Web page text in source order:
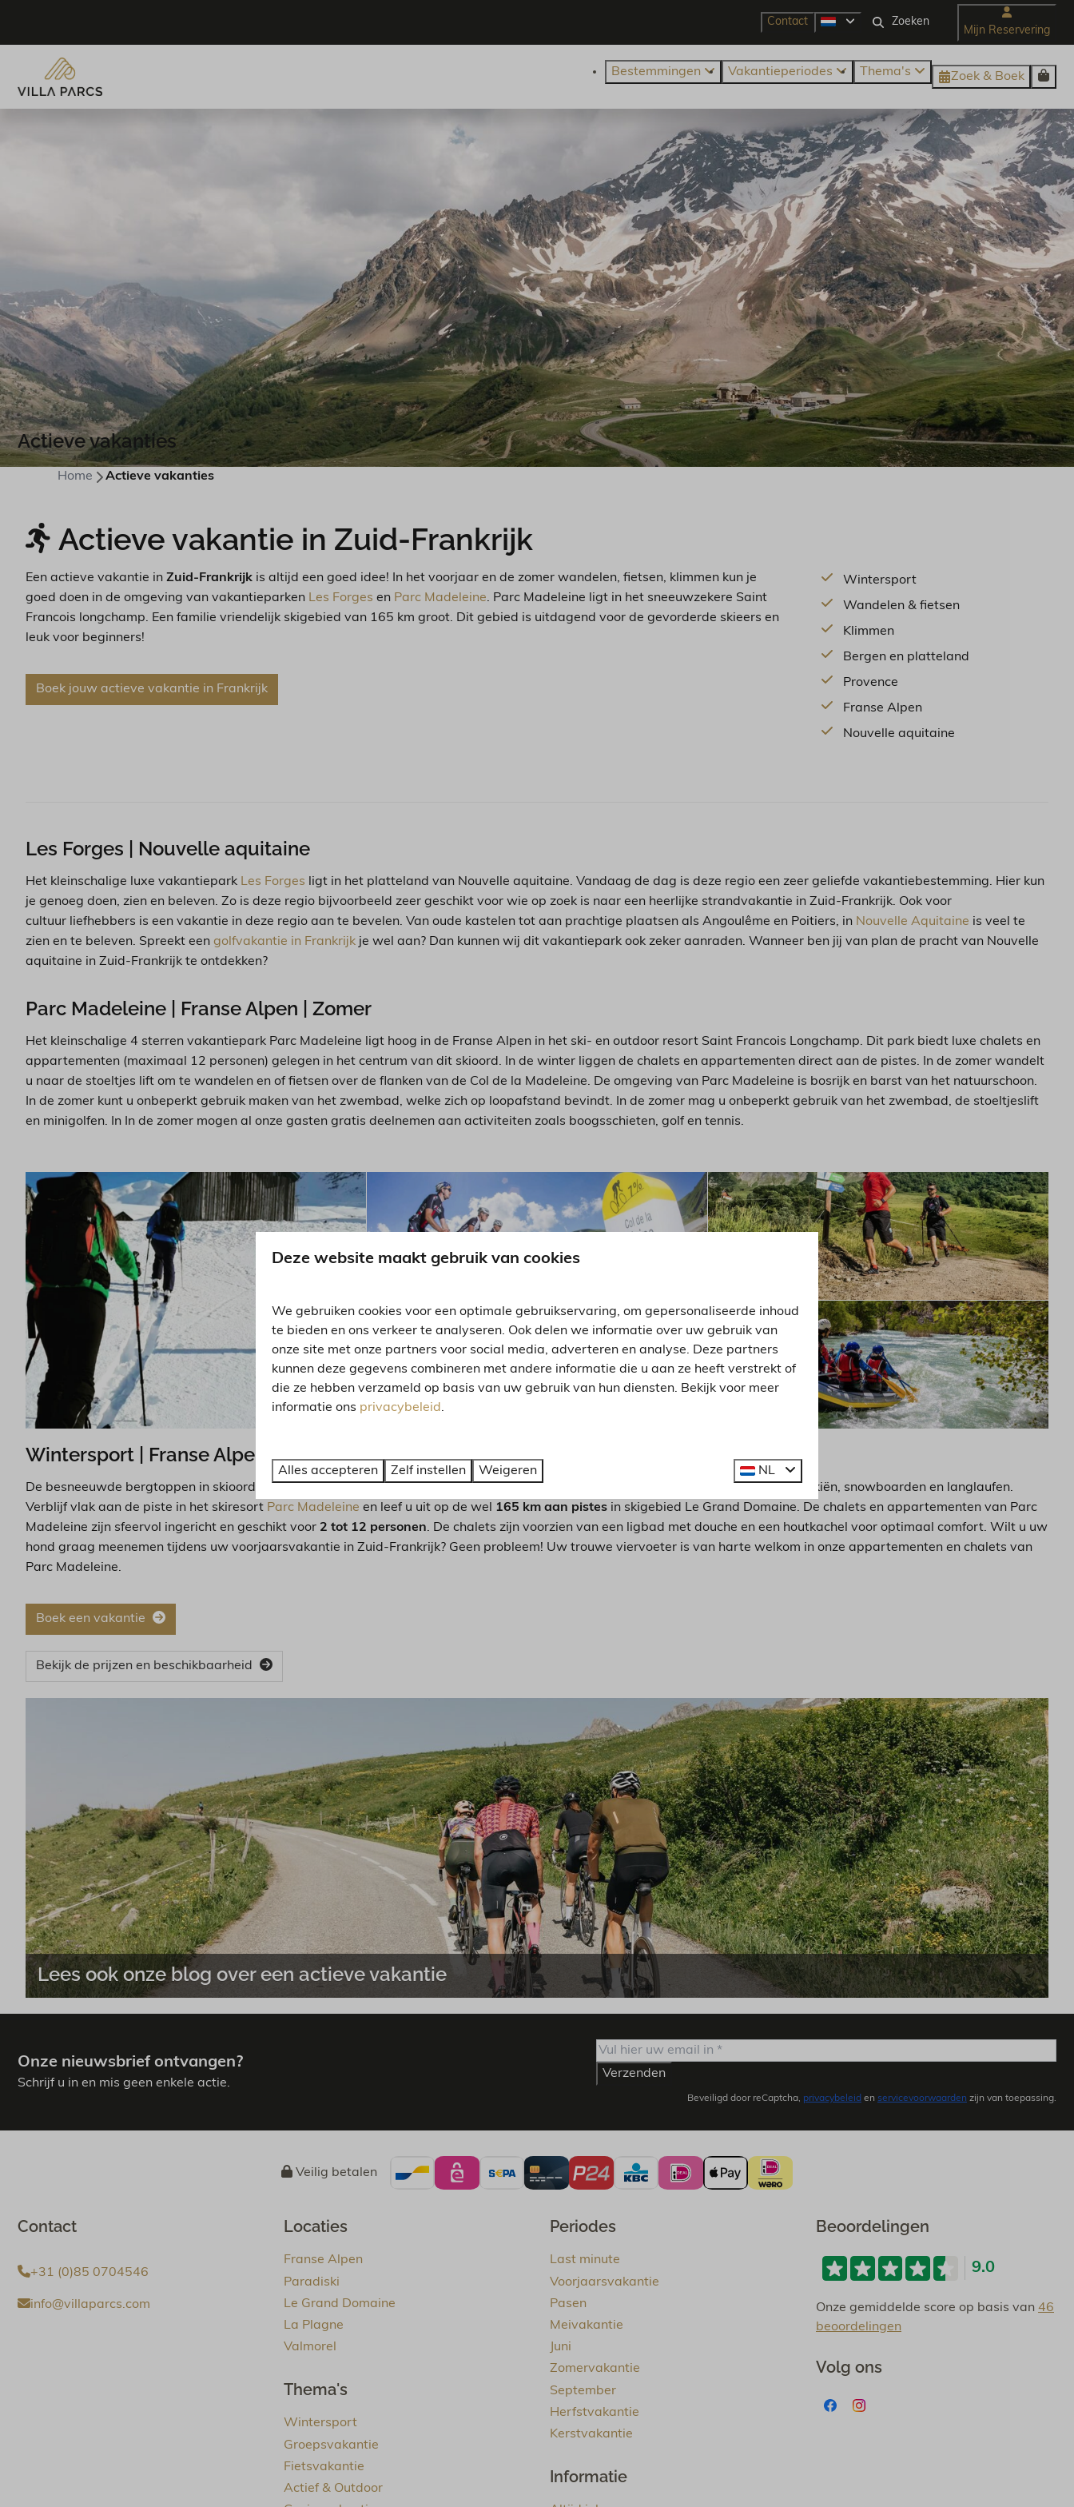
Contact
Mijn Reservering
Bestemmingen Vakantieperiodes Thema's Zoek & Boek
Actieve vakanties
Home Actieve vakanties
Actieve vakantie in Zuid-Frankrijk
Een actieve vakantie inZuid-Frankrijk is altijd een goed idee! In het voorjaar en de zomer wandelen, fietsen, klimmen kun je
goed doen in de omgeving van vakantieparken Les Forges en Parc Madeleine. Parc Madeleine ligt in het sneeuwzekere Saint
Francois longchamp. Een familie vriendelijk skigebied van 165 km groot. Dit gebied is uitdagend voor de gevorderde skieers en
leuk voor beginners!
Boek jouw actieve vakantie in Frankrijk
Wintersport
Wandelen & fietsen
Klimmen
Bergen en platteland
Provence
Franse Alpen
Nouvelle aquitaine
Les Forges | Nouvelle aquitaine
Het kleinschalige luxe vakantiepark Les Forges ligt in het platteland van Nouvelle aquitaine. Vandaag de dag is deze regio een zeer geliefde vakantiebestemming. Hier kun
je genoeg doen, zien en beleven. Zo is deze regio bijvoorbeeld zeer geschikt voor wie op zoek is naar een heerlijke strandvakantie in Zuid-Frankrijk. Ook voor
cultuur liefhebbers is een vakantie in deze regio aan te bevelen. Van oude kastelen tot aan prachtige plaatsen als Angoulême en Poitiers, in Nouvelle Aquitaine is veel te
zien en te beleven. Spreekt eengolfvakantie in Frankrijk je wel aan? Dan kunnen wij dit vakantiepark ook zeker aanraden. Wanneer ben jij van plan de pracht van Nouvelle
aquitaine in Zuid-Frankrijk te ontdekken?
Parc Madeleine | Franse Alpen | Zomer
Het kleinschalige 4 sterren vakantiepark Parc Madeleine ligt hoog in de Franse Alpen in het ski- en outdoor resort Saint Francois Longchamp. Dit park biedt luxe chalets en
appartementen (maximaal 12 personen) gelegen in het centrum van dit skioord. In de winter liggen de chalets en appartementen direct aan de pistes. In de zomer wandelt
u naar de stoeltjes lift om te wandelen en of fietsen over de flanken van de Col de la Madeleine. De omgeving van Parc Madeleine is bosrijk en barst van het natuurschoon.
In de zomer kunt u onbeperkt gebruik maken van het zwembad, welke zich op loopafstand bevindt. In de zomer mag u onbeperkt gebruik van het zwembad, de stoeltjeslift
en minigolfen. In In de zomer mogen al onze gasten gratis deelnemen aan activiteiten zoals boogsschieten, golf en tennis.
Wintersport | Franse Alpen
De besneeuwde bergtoppen in skioord Saint-François-Longchamp bieden de perfecte uitvalsbasis voor wintersportactiviteiten als skiën, snowboarden en langlaufen.
Verblijf vlak aan de piste in het skiresort Parc Madeleine en leef u uit op de wel 165 km aan pistes in skigebied Le Grand Domaine. De chalets en appartementen van Parc
Madeleine zijn sfeervol ingericht en geschikt voor 2 tot 12 personen. De chalets zijn voorzien van een ligbad met douche en een houtkachel voor optimaal comfort. Wilt u uw
hond graag meenemen tijdens uw voorjaarsvakantie in Zuid-Frankrijk? Geen probleem! Uw trouwe viervoeter is van harte welkom in onze appartementen en chalets van
Parc Madeleine.
Boek een vakantie
Bekijk de prijzen en beschikbaarheid
Lees ook onze blog over een actieve vakantie
Onze nieuwsbrief ontvangen?
Schrijf u in en mis geen enkele actie.
Verzenden
Beveiligd door reCaptcha, privacybeleid en servicevoorwaarden zijn van toepassing.
Veilig betalen
Contact
+31 (0)85 0704546
info@villaparcs.com
Locaties
Franse Alpen
Paradiski
Le Grand Domaine
La Plagne
Valmorel
Thema's
Wintersport
Groepsvakantie
Fietsvakantie
Actief & Outdoor
Periodes
Last minute
Voorjaarsvakantie
Pasen
Meivakantie
Juni
Zomervakantie
September
Herfstvakantie
Kerstvakantie
Informatie
Beoordelingen
9.0
Onze gemiddelde score op basis van 46
beoordelingen
Volg ons
Deze website maakt gebruik van cookies
We gebruiken cookies voor een optimale gebruikservaring, om gepersonaliseerde inhoud
te bieden en ons verkeer te analyseren. Ook delen we informatie over uw gebruik van
onze site met onze partners voor social media, adverteren en analyse. Deze partners
kunnen deze gegevens combineren met andere informatie die u aan ze heeft verstrekt of
die ze hebben verzameld op basis van uw gebruik van hun diensten. Bekijk voor meer
informatie ons privacybeleid .
Alles accepteren Zelf instellen Weigeren NL